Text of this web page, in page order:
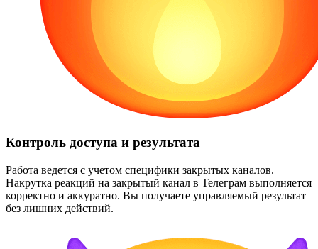
Контроль доступа и результата
Работа ведется с учетом специфики закрытых каналов.
Накрутка реакций на закрытый канал в Телеграм выполняется
корректно и аккуратно. Вы получаете управляемый результат
без лишних действий.